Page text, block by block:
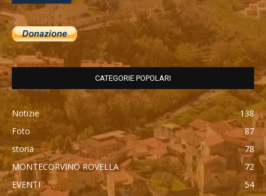
CATEGORIE POPOLARI
Notizie
138
Foto
87
storia
78
MONTECORVINO ROVELLA
72
EVENTI
54